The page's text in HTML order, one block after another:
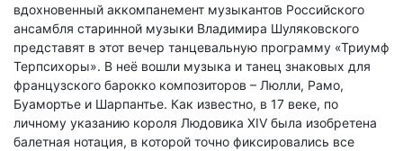
вдохновенный аккомпанемент музыкантов Российского
ансамбля старинной музыки Владимира Шуляковского
представят в этот вечер танцевальную программу «Триумф
Терпсихоры». В неё вошли музыка и танец знаковых для
французского барокко композиторов – Люлли, Рамо,
Буамортье и Шарпантье. Как известно, в 17 веке, по
личному указанию короля Людовика XIV была изобретена
балетная нотация, в которой точно фиксировались все